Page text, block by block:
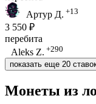
Артур Д. +13
3 550 ₽
перебита
Aleks Z. +290
показать еще 20
Монеты из